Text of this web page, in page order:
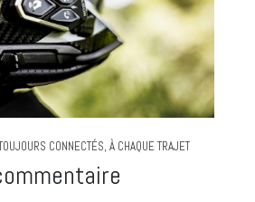
CONNECTÉS, À CHAQUE TRAJET